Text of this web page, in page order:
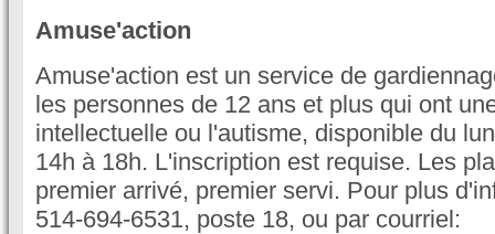
Amuse'action
Amuse'action est un service de
les personnes de 12 ans et plus qui ont
intellectuelle ou l'autisme, disponible du
14h à 18h. L'inscription est requise. Les
premier arrivé, premier servi. Pour plus
514-694-6531, poste 18, ou par courriel: